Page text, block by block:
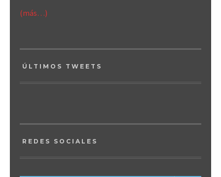
(más…)
ÚLTIMOS TWEETS
REDES SOCIALES